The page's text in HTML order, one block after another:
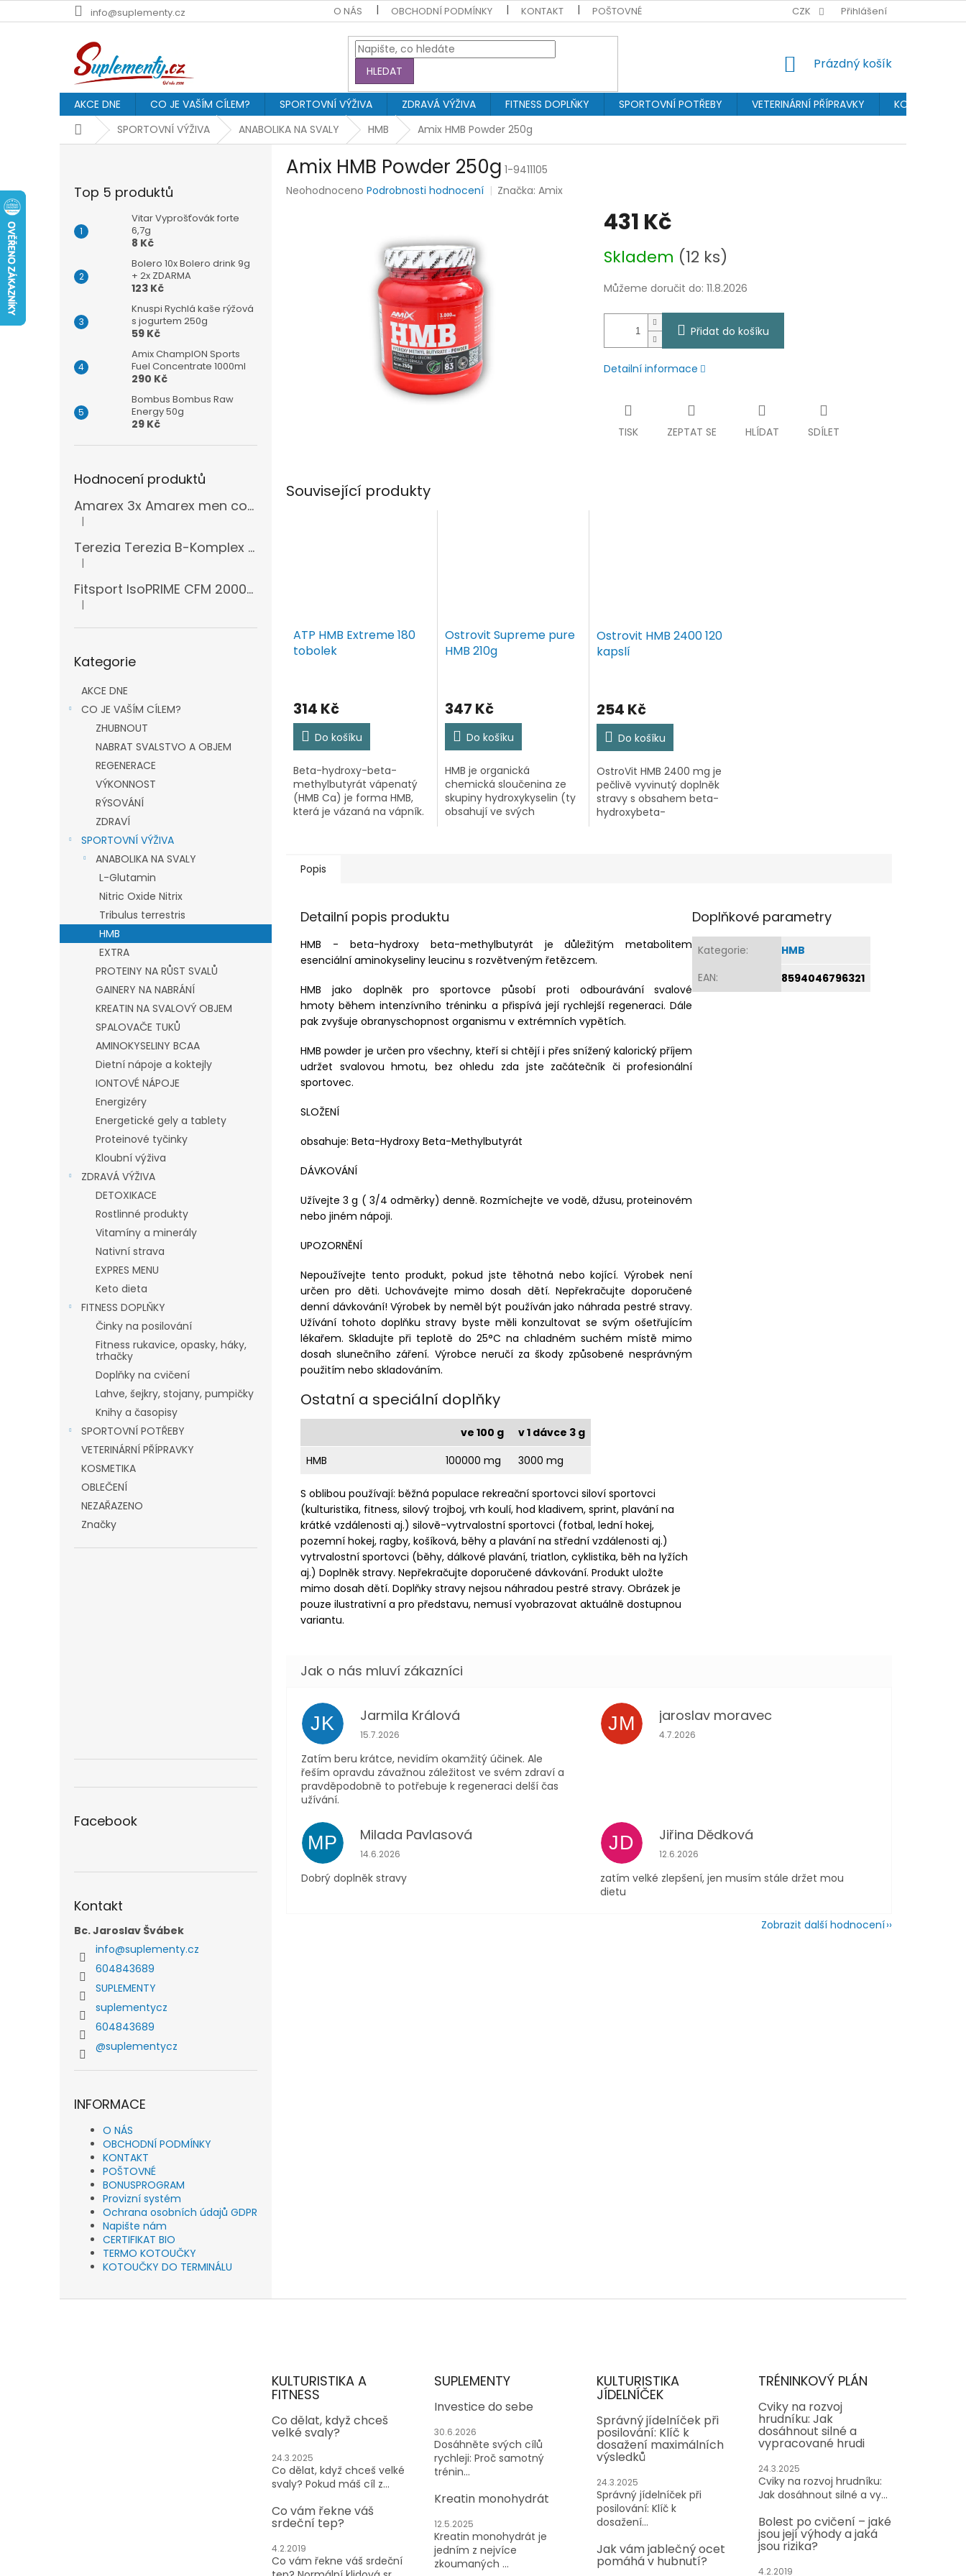
na
info@suplementy.cz O NÁS OBCHODNÍ PODMÍNKY KONTAKT POŠTOVNÉ PROVIZNÍ SYSTÉM OCHRANA
CZK Přihlášení
HLEDAT
NÁKUPNÍ
Prázdný košík
AKCE DNE CO JE VAŠÍM CÍLEM? SPORTOVNÍ VÝŽIVA ZDRAVÁ VÝŽIVA FITNESS DOPLŇKY SPORTOVNÍ POTŘEBY VETERINÁRNÍ PŘÍPRAVKY
KOSMETIKA
DomůSPORTOVNÍ VÝŽIVA ANABOLIKA NA SVALY HMB Amix HMB Powder 250g
Top 5 produktů
Vitar Vyprošťovák forte
6,7g
8 Kč
Bolero 10x Bolero drink 9g
+ 2x ZDARMA
123 Kč
Knuspi Rychlá kaše rýžová
s jogurtem 250g
59 Kč
Amix ChampION Sports
Fuel Concentrate 1000ml
290 Kč
Bombus Bombus Raw
Energy 50g
29 Kč
Hodnocení produktů
Amarex 3x Amarex men complex 120 kapslí
Hodnocení produktu je 5 z 5 hvězdiček.
|
Terezia Terezia B-Komplex super forte 100 tablet
Hodnocení produktu je 5 z 5 hvězdiček.
|
Fitsport IsoPRIME CFM 2000g + šejkr
Hodnocení produktu je 5 z 5 hvězdiček.
|
kategorie
Kategorie
AKCE DNE
CO JE VAŠÍM CÍLEM?
ZHUBNOUT
NABRAT SVALSTVO A OBJEM
REGENERACE
VÝKONNOST
RÝSOVÁNÍ
ZDRAVÍ
SPORTOVNÍ VÝŽIVA
ANABOLIKA NA SVALY
L-Glutamin
Nitric Oxide Nitrix
Tribulus terrestris
HMB
EXTRA
PROTEINY NA RŮST SVALŮ
GAINERY NA NABRÁNÍ
KREATIN NA SVALOVÝ OBJEM
SPALOVAČE TUKŮ
AMINOKYSELINY BCAA
Dietní nápoje a koktejly
IONTOVÉ NÁPOJE
Energizéry
Energetické gely a tablety
Proteinové tyčinky
Kloubní výživa
ZDRAVÁ VÝŽIVA
DETOXIKACE
Rostlinné produkty
Vitamíny a minerály
Nativní strava
EXPRES MENU
Keto dieta
FITNESS DOPLŇKY
Činky na posilování
Fitness rukavice, opasky, háky,
trhačky
Doplňky na cvičení
Lahve, šejkry, stojany, pumpičky
Knihy a časopisy
SPORTOVNÍ POTŘEBY
VETERINÁRNÍ PŘÍPRAVKY
KOSMETIKA
OBLEČENÍ
NEZAŘAZENO
Značky
Facebook
Kontakt
Bc. Jaroslav Švábek
info@suplementy.cz
604843689
SUPLEMENTY
suplementycz
604843689
@suplementycz
INFORMACE
O NÁS
OBCHODNÍ PODMÍNKY
KONTAKT
POŠTOVNÉ
BONUSPROGRAM
Provizní systém
Ochrana osobních údajů GDPR
Napište nám
CERTIFIKAT BIO
TERMO KOTOUČKY
KOTOUČKY DO TERMINÁLU
Amix HMB Powder 250g 1-9411105
Průměrné
Neohodnoceno Podrobnosti hodnocení Značka:Amix
431 Kč
cena:
Skladem (12 ks)
Můžeme doručit do: 11.8.2026
Přidat do košíku
Detailní informace
TISK ZEPTAT SE HLÍDAT SDÍLET
Související produkty
ATP HMB Extreme 180
tobolek
314 Kč
Do košíku
Beta-hydroxy-beta-
methylbutyrát vápenatý
(HMB Ca) je forma HMB,
která je vázaná na vápník.
snaží zlepšit svoji fyzickou...
Ostrovit Supreme pure
HMB 210g
347 Kč
Do košíku
HMB je organická
chemická sloučenina ze
skupiny hydroxykyselin (ty
obsahují ve svých
Ostrovit HMB 2400 120
kapslí
254 Kč
Do košíku
OstroVit HMB 2400 mg je
pečlivě vyvinutý doplněk
stravy s obsahem beta-
hydroxybeta-
Popis
Detailní popis produktu
HMB - beta-hydroxy beta-methylbutyrát je důležitým metabolitem
esenciální aminokyseliny leucinu s rozvětveným řetězcem.
HMB jako doplněk pro sportovce působí proti odbourávání svalové
hmoty během intenzívního tréninku a přispívá její rychlejší regeneraci. Dále
pak zvyšuje obranyschopnost organismu v extrémních vypětích.
HMB powder je určen pro všechny, kteří si chtějí i přes snížený kalorický příjem
udržet svalovou hmotu, bez ohledu zda jste začátečník či profesionální
sportovec.
SLOŽENÍ
obsahuje: Beta-Hydroxy Beta-Methylbutyrát
DÁVKOVÁNÍ
Užívejte 3 g ( 3/4 odměrky) denně. Rozmíchejte ve vodě, džusu, proteinovém
nebo jiném nápoji.
UPOZORNĚNÍ
Nepoužívejte tento produkt, pokud jste těhotná nebo kojící. Výrobek není
určen pro děti. Uchovávejte mimo dosah dětí. Nepřekračujte doporučené
denní dávkování! Výrobek by neměl být používán jako náhrada pestré stravy.
Užívání tohoto doplňku stravy byste měli konzultovat se svým ošetřujícím
lékařem. Skladujte při teplotě do 25°C na chladném suchém místě mimo
dosah slunečního záření. Výrobce neručí za škody způsobené nesprávným
použitím nebo skladováním.
Ostatní a speciální doplňky
ve 100 g
v 1 dávce 3 g
HMB
100000 mg 3000 mg
S oblibou používají: běžná populace rekreační sportovci siloví sportovci
(kulturistika, fitness, silový trojboj, vrh koulí, hod kladivem, sprint, plavání na
krátké vzdálenosti aj.) silově-vytrvalostní sportovci (fotbal, lední hokej,
pozemní hokej, ragby, košíková, běhy a plavání na střední vzdálenosti aj.)
vytrvalostní sportovci (běhy, dálkové plavání, triatlon, cyklistika, běh na lyžích
aj.) Doplněk stravy. Nepřekračujte doporučené dávkování. Produkt uložte
mimo dosah dětí. Doplňky stravy nejsou náhradou pestré stravy. Obrázek je
pouze ilustrativní a pro představu, nemusí vyobrazovat aktuálně dostupnou
variantu.
Doplňkové parametry
Kategorie:
HMB
EAN: 8594046796321
JK Jarmila Králová
Hodnocení obchodu je 5 z 5 hvězdiček.
15.7.2026
Zatím beru krátce, nevidím okamžitý účinek. Ale
řeším opravdu závažnou záležitost ve svém zdraví a
pravděpodobně to potřebuje k regeneraci delší čas
užívání.
JM jaroslav moravec
Hodnocení obchodu je 5 z 5 hvězdiček.
4.7.2026
MP Milada Pavlasová
Hodnocení obchodu je 5 z 5 hvězdiček.
14.6.2026
Dobrý doplněk stravy
JD Jiřina Dědková
Hodnocení obchodu je 4 z 5 hvězdiček.
12.6.2026
zatím velké zlepšení, jen musím stále držet mou
dietu
Zobrazit další hodnocení
KULTURISTIKA A
FITNESS
Co dělat, když chceš
velké svaly?
24.3.2025
Co dělat, když chceš velké
svaly? Pokud máš cíl z...
Co vám řekne váš
srdeční tep?
4.2.2019
Co vám řekne váš srdeční
SUPLEMENTY
Investice do sebe
30.6.2026
Dosáhněte svých cílů
rychleji: Proč samotný
trénin...
Kreatin monohydrát
12.5.2025
Kreatin monohydrát je
jedním z nejvíce
zkoumaných ...
KULTURISTIKA
JÍDELNÍČEK
Správný jídelníček při
posilování: Klíč k
dosažení maximálních
výsledků
24.3.2025
Správný jídelníček při
posilování: Klíč k
dosažení...
Jak vám jablečný ocet
pomáhá v hubnutí?
TRÉNINKOVÝ PLÁN
Cviky na rozvoj
hrudníku: Jak
dosáhnout silné a
vypracované hrudi
24.3.2025
Cviky na rozvoj hrudníku:
Jak dosáhnout silné a vy...
Bolest po cvičení – jaké
jsou její výhody a jaká
jsou rizika?
4.2.2019